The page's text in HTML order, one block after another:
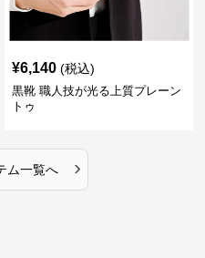
¥6,140 (税込)
黒靴 職人技が光る上質プレーン
トゥ
ム一覧へ ›